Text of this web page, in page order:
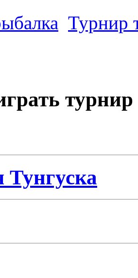
Турнир
турнир
Тунгуска